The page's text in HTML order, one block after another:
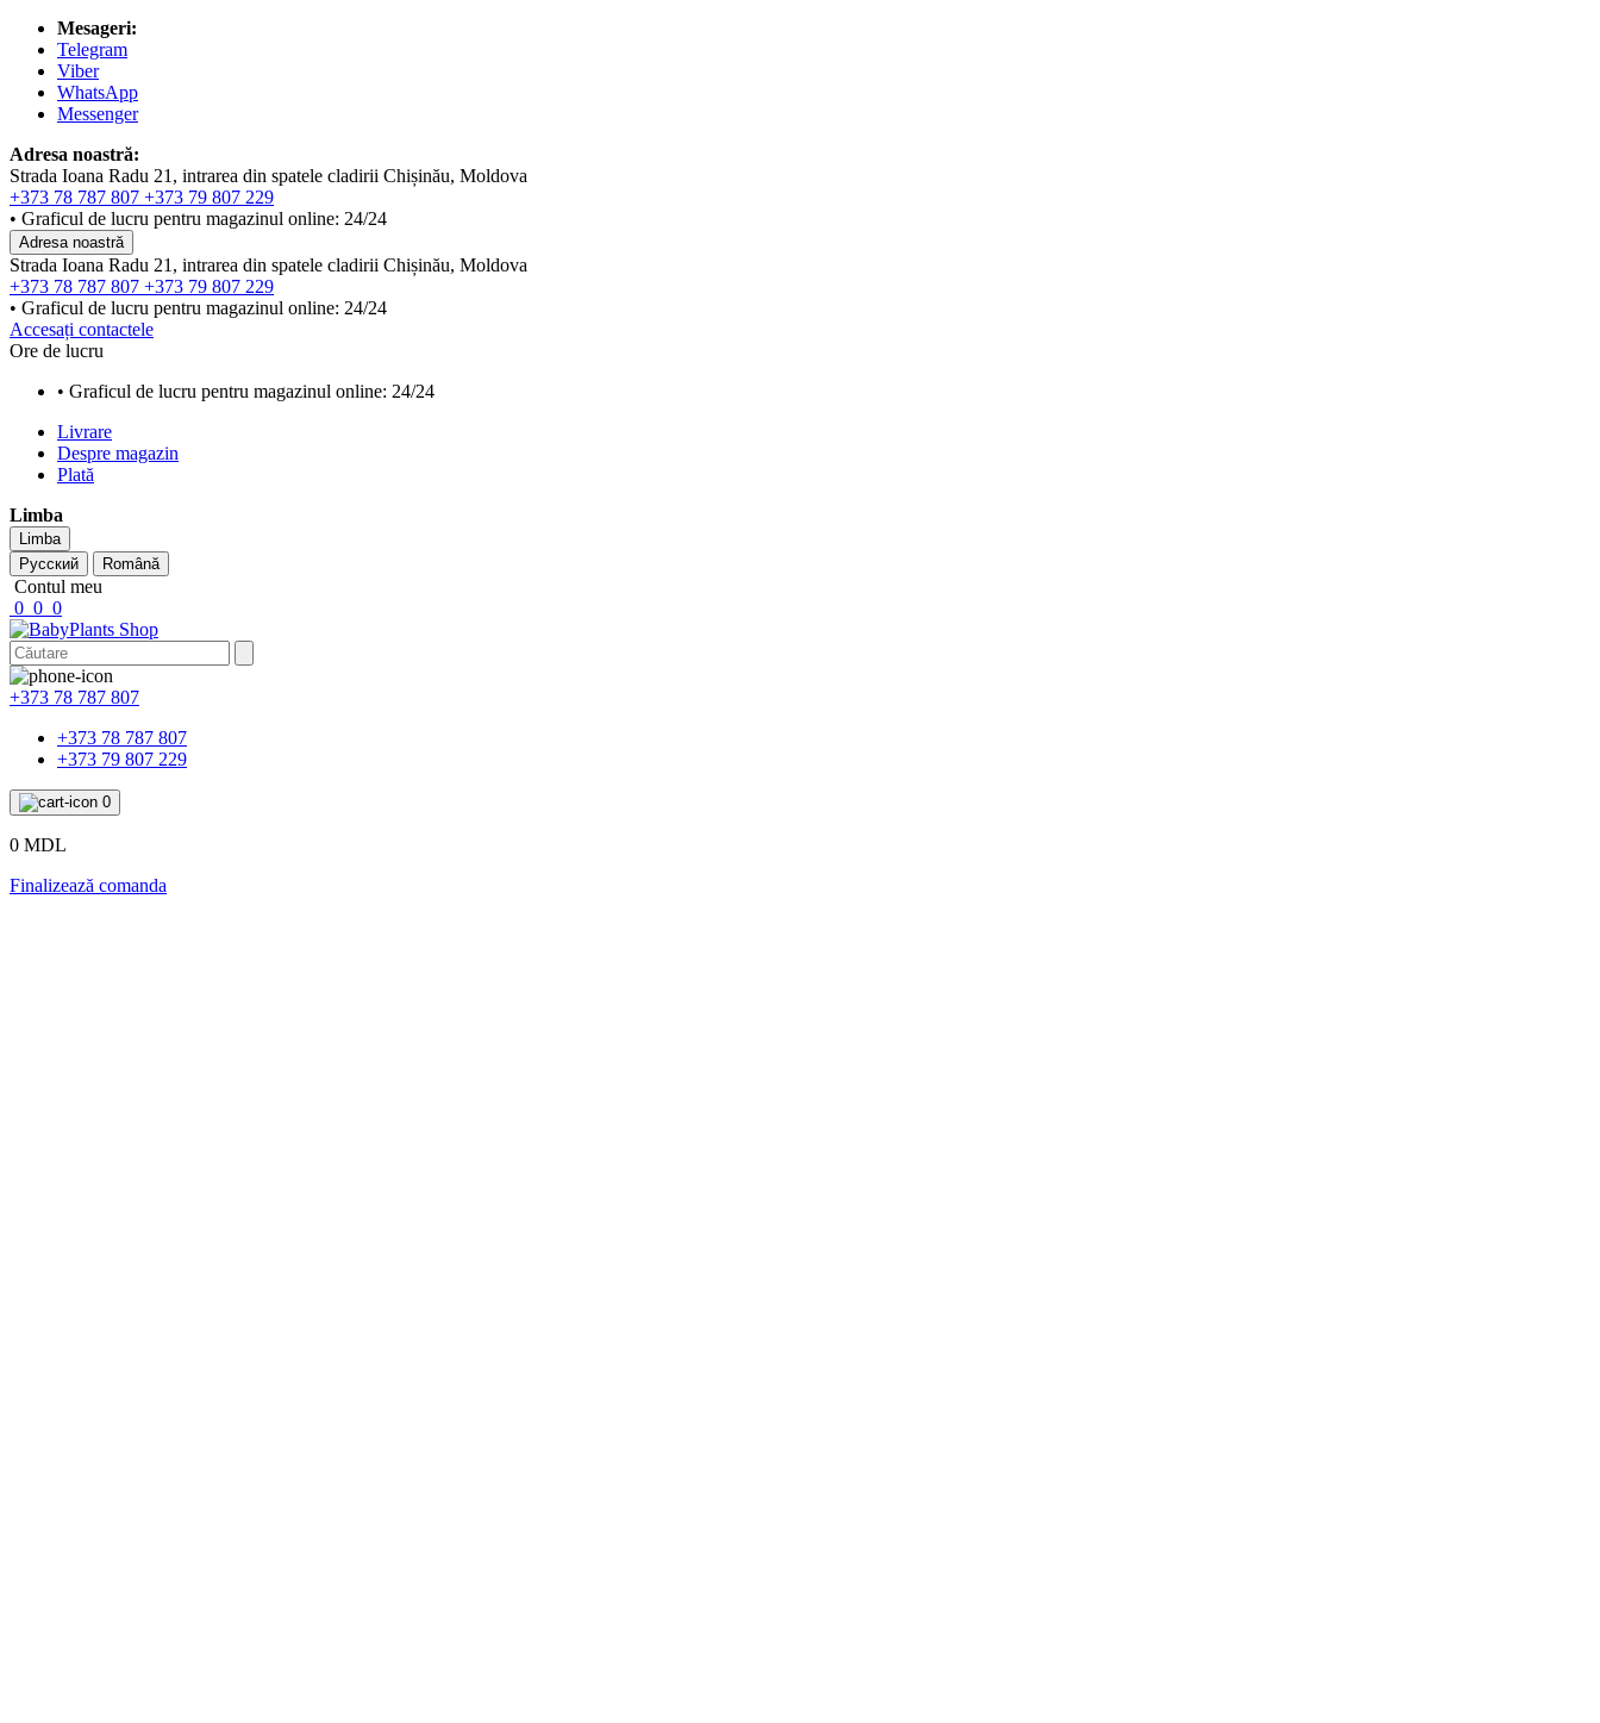
Mesageri:
Telegram
Viber
WhatsApp
Messenger
Adresa noastră:
Strada Ioana Radu 21, intrarea din spatele cladirii Chișinău, Moldova
+373 78 787 807 +373 79 807 229
• Graficul de lucru pentru magazinul online: 24/24
Adresa noastră
Strada Ioana Radu 21, intrarea din spatele cladirii Chișinău, Moldova
+373 78 787 807 +373 79 807 229
• Graficul de lucru pentru magazinul online: 24/24
Accesați contactele
Ore de lucru
• Graficul de lucru pentru magazinul online: 24/24
Livrare
Despre magazin
Plată
Limba
Limba
Русский
Română
Contul meu
0 0 0
+373 78 787 807
+373 78 787 807
+373 79 807 229
0
0 MDL
Finalizează comanda